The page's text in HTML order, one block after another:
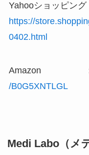
Yahooショッピング
https://
0402.html
Amazon
/B0G5XNTLGL
Medi Labo（メ